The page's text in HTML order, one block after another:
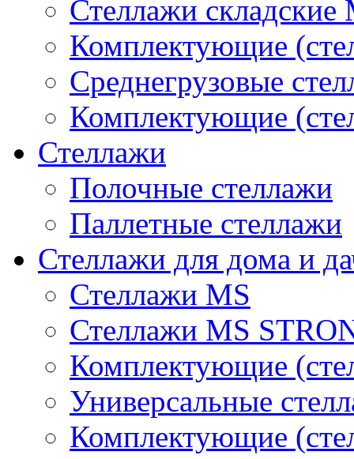
Стеллажи
Комплектующие
Среднегрузовые
Комплектующие
Стеллажи
Полочные стеллажи
Паллетные стеллажи
Стеллажи для дома и
Стеллажи MS
Стеллажи MS
Комплектующие
Универсальные
Комплектующие